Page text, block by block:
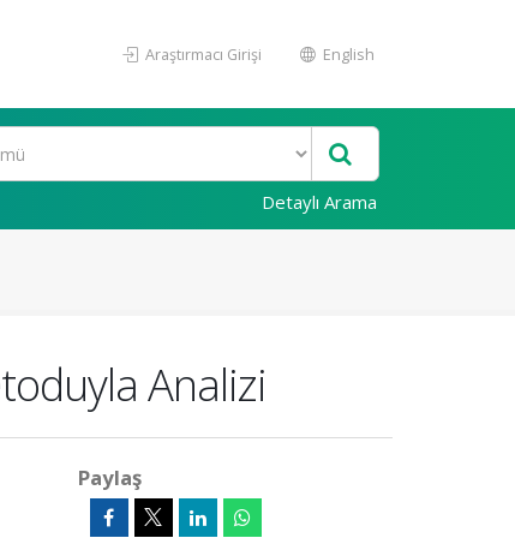
Araştırmacı Girişi English
Detaylı Arama
Analizi
Paylaş